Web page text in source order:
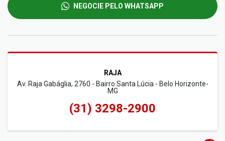
NEGOCIE PELO WHATSAPP
RAJA
Av. Raja Gabáglia, 2760 - Bairro Santa Lúcia - Belo Horizonte-
MG
(31) 3298-2900